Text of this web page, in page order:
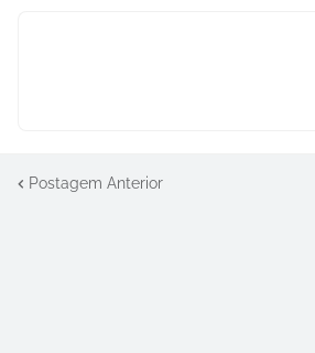
Postagem Anterior